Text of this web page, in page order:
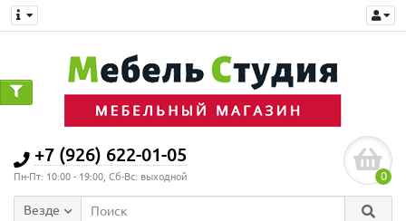
+7 (926) 622-01-05
Пн-Пт: 10:00 - 19:00, Сб-Вс: выходной 0
Везде